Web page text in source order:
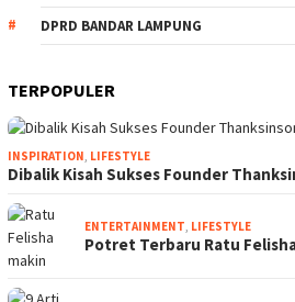
DPRD BANDAR LAMPUNG
TERPOPULER
INSPIRATION, LIFESTYLE
Dibalik Kisah Sukses Founder
ENTERTAINMENT, LIFESTYLE
Potret Terbaru Ratu